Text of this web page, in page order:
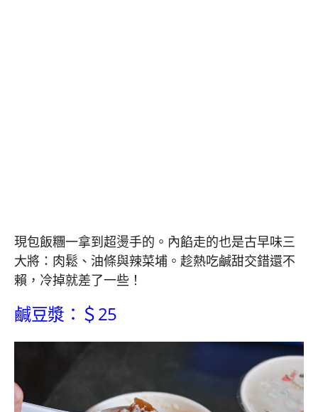
現包飯糰一拿到超燙手的。內餡走的也是古早味三
大將：肉鬆、油條與辣菜埔。趁熱吃鹹甜交錯還不
賴，冷掉就差了一些！
鹹豆漿：＄25